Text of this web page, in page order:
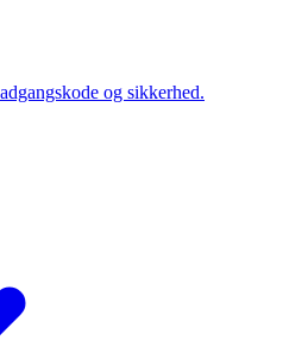
og sikkerhed.